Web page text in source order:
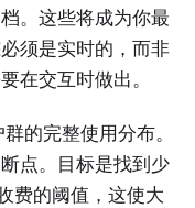
。这些将成为你最
须是实时的，而非
在交互时做出。
的完整使用分布。
点。目标是找到少
费的阈值，这使大